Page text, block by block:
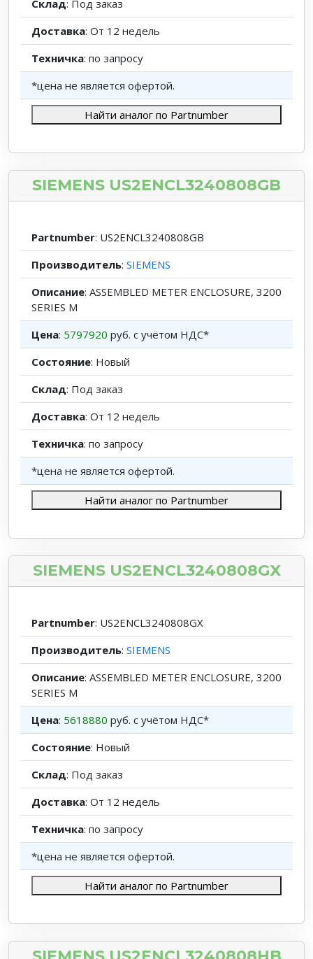
Склад: Под заказ
Доставка: От 12 недель
Техничка: по запросу
*цена не является офертой.
Найти аналог по Partnumber
SIEMENS US2ENCL3240808GB
Partnumber: US2ENCL3240808GB
Производитель: SIEMENS
Описание: ASSEMBLED METER ENCLOSURE, 3200
SERIES M
Цена: 5797920 руб. с учётом НДС*
Состояние: Новый
Склад: Под заказ
Доставка: От 12 недель
Техничка: по запросу
*цена не является офертой.
Найти аналог по Partnumber
SIEMENS US2ENCL3240808GX
Partnumber: US2ENCL3240808GX
Производитель: SIEMENS
Описание: ASSEMBLED METER ENCLOSURE, 3200
SERIES M
Цена: 5618880 руб. с учётом НДС*
Состояние: Новый
Склад: Под заказ
Доставка: От 12 недель
Техничка: по запросу
*цена не является офертой.
Найти аналог по Partnumber